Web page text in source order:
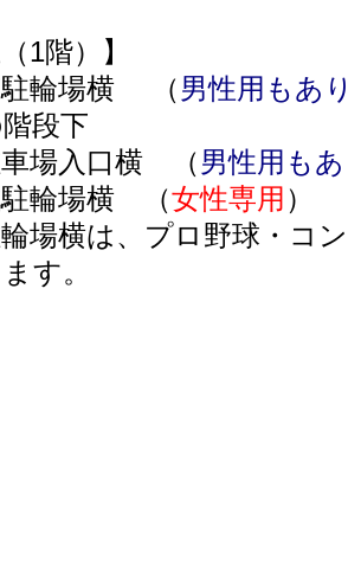
1階）】
輪場横 （男性用もあ
段下
場入口横 （男性用も
輪場横 （女性専用 ）
場横は、プロ野球・コ
す。